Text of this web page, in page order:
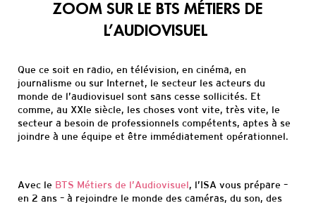
ZOOM SUR LE BTS MÉTIERS DE
L’AUDIOVISUEL
Que ce soit en radio, en télévision, en cinéma, en
journalisme ou sur Internet, le secteur les acteurs du
monde de l’audiovisuel sont sans cesse sollicités. Et
comme, au XXIe siècle, les choses vont vite, très vite, le
secteur a besoin de professionnels compétents, aptes à se
joindre à une équipe et être immédiatement opérationnel.
Avec le BTS Métiers de l’Audiovisuel, l’ISA vous prépare –
en 2 ans – à rejoindre le monde des caméras, du son, des